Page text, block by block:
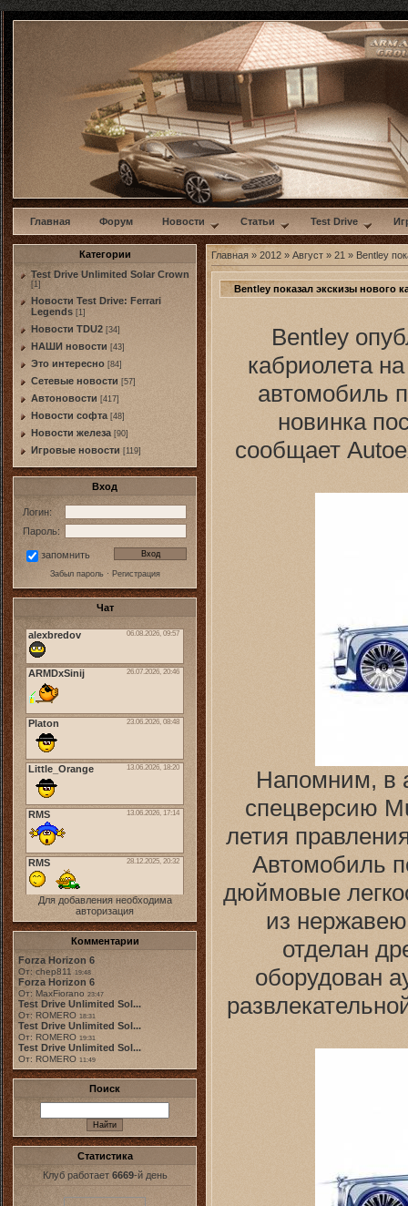
w
Главная Форум Новости Статьи Test Drive
Категории
Test Drive Unlimited Solar Crown
[1]
Новости Test Drive: Ferrari
Legends [1]
Новости TDU2 [34]
НАШИ новости [43]
Это интересно [84]
Сетевые новости [57]
Автоновости [417]
Новости софта [48]
Новоcти железа [90]
Игровые новости [119]
Вход
Логин:
Пароль:
запомнить
Забыл пароль· Регистрация
Чат
Для добавления необходима
авторизация
Комментарии
Forza Horizon 6
От: chep811 19:48
Forza Horizon 6
От: MaxFiorano 23:47
Test Drive Unlimited Sol...
От: ROMERO 18:31
Test Drive Unlimited Sol...
От: ROMERO 19:31
Test Drive Unlimited Sol...
От: ROMERO 11:49
Поиск
Статистика
Клуб работает 6669-й день
Главная » 2012 » Август » 21 » Bentley
Bentley показал экскизы нового
Bentley
кабриолета
автомобиль
новинка
сообщает
Напомним, в
спецверсию
летия
Автомобиль
дюймовые
из
отделан
оборудован